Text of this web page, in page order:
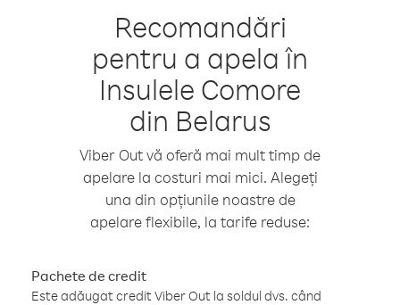
Recomandări
pentru a apela în
Insulele Comore
din Belarus
Viber Out vă oferă mai mult timp de
apelare la costuri mai mici. Alegeți
una din opțiunile noastre de
apelare flexibile, la tarife reduse:
Pachete de credit
Este adăugat credit Viber Out la soldul dvs. când